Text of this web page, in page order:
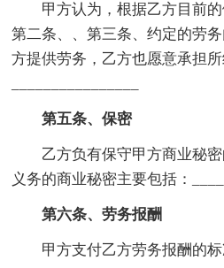
甲方认为，根据乙方目前的
第二条、、第三条、约定的劳
方提供劳务，乙方也愿意承担所
第五条、保密
乙方负有保守甲方商业秘密
义务的商业秘密主要包括：
第六条、劳务报酬
甲方支付乙方劳务报酬的标